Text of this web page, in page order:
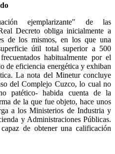
ejemplarizante" de las
Decreto obliga inicialmente a
de los mismos, en los que una
útil total superior a 500
habitualmente por el
de eficiencia energética y exhiban
La nota del Minetur concluye
del Complejo Cuzco, lo cual no
patético- habida cuenta de la
de la que fue objeto, hace unos
a los Ministerios de Industria y
y Administraciones Públicas.
de obtener una calificación